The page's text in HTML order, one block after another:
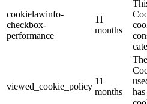
cookielawinfo-
checkbox-
performance
11
months
viewed_cookie_policy
11
months